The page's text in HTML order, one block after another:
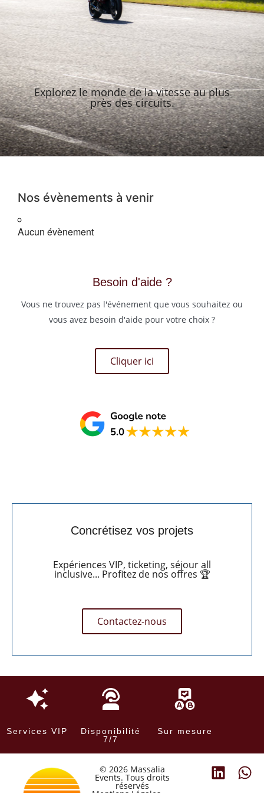
Explorez le monde de la vitesse au plus
près des circuits.
Nos évènements à venir
Aucun évènement
Besoin d'aide ?
Vous ne trouvez pas l'événement que vous souhaitez ou
vous avez besoin d'aide pour votre choix ?
Cliquer ici
Concrétisez vos projets
Expériences VIP, ticketing, séjour all
inclusive... Profitez de nos offres 🏆
Contactez-nous
Services VIP
Disponibilité
7/7
Sur mesure
© 2026 Massalia
Events. Tous droits
réservés